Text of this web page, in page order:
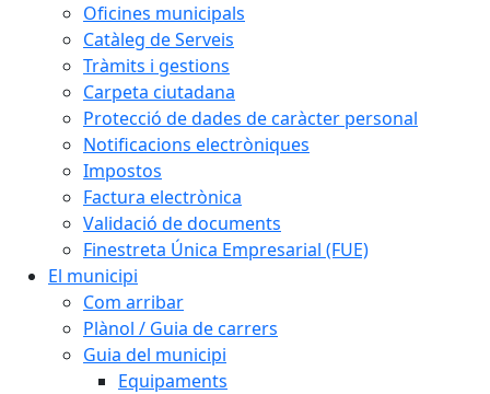
Oficines municipals
Catàleg de Serveis
Tràmits i gestions
Carpeta ciutadana
Protecció de dades de caràcter personal
Notificacions electròniques
Impostos
Factura electrònica
Validació de documents
Finestreta Única Empresarial (FUE)
El municipi
Com arribar
Plànol / Guia de carrers
Guia del municipi
Equipaments